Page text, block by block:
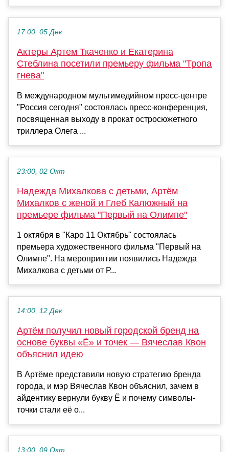
17:00, 05 Дек
Актеры Артем Ткаченко и Екатерина
Стеблина посетили премьеру фильма "Тропа
гнева"
В международном мультимедийном пресс-центре
"Россия сегодня" состоялась пресс-конференция,
посвященная выходу в прокат остросюжетного
триллера Олега ...
23:00, 02 Окт
Надежда Михалкова с детьми, Артём
Михалков с женой и Глеб Калюжный на
премьере фильма "Первый на Олимпе"
1 октября в "Каро 11 Октябрь" состоялась
премьера художественного фильма "Первый на
Олимпе". На мероприятии появились Надежда
Михалкова с детьми от Р...
14:00, 12 Дек
Артём получил новый городской бренд на
основе буквы «Ё» и точек — Вячеслав Квон
объяснил идею
В Артёме представили новую стратегию бренда
города, и мэр Вячеслав Квон объяснил, зачем в
айдентику вернули букву Ё и почему символы-
точки стали её о...
13:00, 09 Окт